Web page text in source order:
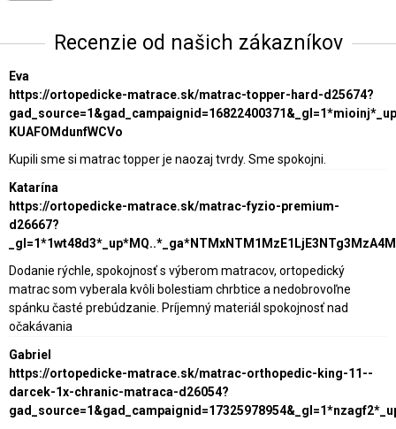
Recenzie od našich zákazníkov
Eva
https://ortopedicke-matrace.sk/matrac-topper-hard-d25674?
KUAFOMdunfWCVo
Kupili sme si matrac topper je naozaj tvrdy. Sme spokojni.
Katarína
https://ortopedicke-matrace.sk/matrac-fyzio-premium-
d26667?
Dodanie rýchle, spokojnosť s výberom matracov, ortopedický
matrac som vyberala kvôli bolestiam chrbtice a nedobrovoľne
spánku časté prebúdzanie. Príjemný materiál spokojnosť nad
očakávania
Gabriel
https://ortopedicke-matrace.sk/matrac-orthopedic-king-11--
darcek-1x-chranic-matraca-d26054?